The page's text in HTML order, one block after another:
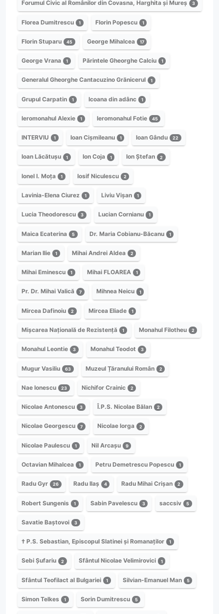
Forumul Civic al Românilor din Covasna, Harghita și Mureș 3
Florea Dumitrescu 1 Florin Popescu 1
Florin Stuparu 45 George Mihalcea 17
George Vrana 1 Părintele Gheorghe Calciu 1
Generalul Gheorghe Cantacuzino Grănicerul 1
Grupul Carpatin 1 Icoana din adânc 1
Ieromonahul Alexie 1 Ieromonahul Fotie 45
INTERVIU 1 Ioan Cișmileanu 1 Ioan Gându 22
Ioan Lăcătușu 1 Ion Coja 1 Ion Ștefan 2
Ionel I. Moța 1 Iosif Niculescu 2
Lavinia-Elena Ciurez 1 Liviu Vișan 1
Lucia Theodorescu 3 Lucian Cornianu 1
Maica Ecaterina 5 Dr. Maria Cobianu-Băcanu 1
Marian Ilie 1 Mihai Andrei Aldea 2
Mihai Eminescu 1 Mihai FLOAREA 1
Pr. Dr. Mihai Valică 7 Mihnea Neicu 1
Mircea Dafinoiu 2 Mircea Eliade 1
Mișcarea Națională de Rezistență 1 Monahul Filotheu 2
Monahul Leontie 3 Monahul Teodot 3
Mugur Vasiliu 63 Muzeul Țăranului Român 2
Nae Ionescu 23 Nichifor Crainic 2
Nicolae Antonescu 3 Î.P.S. Nicolae Bălan 2
Nicolae Georgescu 7 Nicolae Iorga 2
Nicolae Paulescu 1 Nil Arcașu 9
Octavian Mihalcea 1 Petru Demetrescu Popescu 1
Radu Gyr 26 Radu Ilaș 4 Radu Mihai Crișan 2
Robert Sungenis 1 Sabin Pavelescu 3 saccsiv 5
Savatie Baștovoi 3
† P.S. Sebastian, Episcopul Slatinei și Romanaților 1
Sebi Șufariu 2 Sfântul Nicolae Velimirovici 1
Sfântul Teofilact al Bulgariei 1 Silvian-Emanuel Man 5
Simon Telkes 1 Sorin Dumitrescu 5